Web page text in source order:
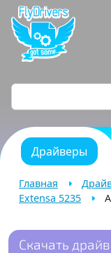
Драйверы
Главная
Extensa 5235
Скачать